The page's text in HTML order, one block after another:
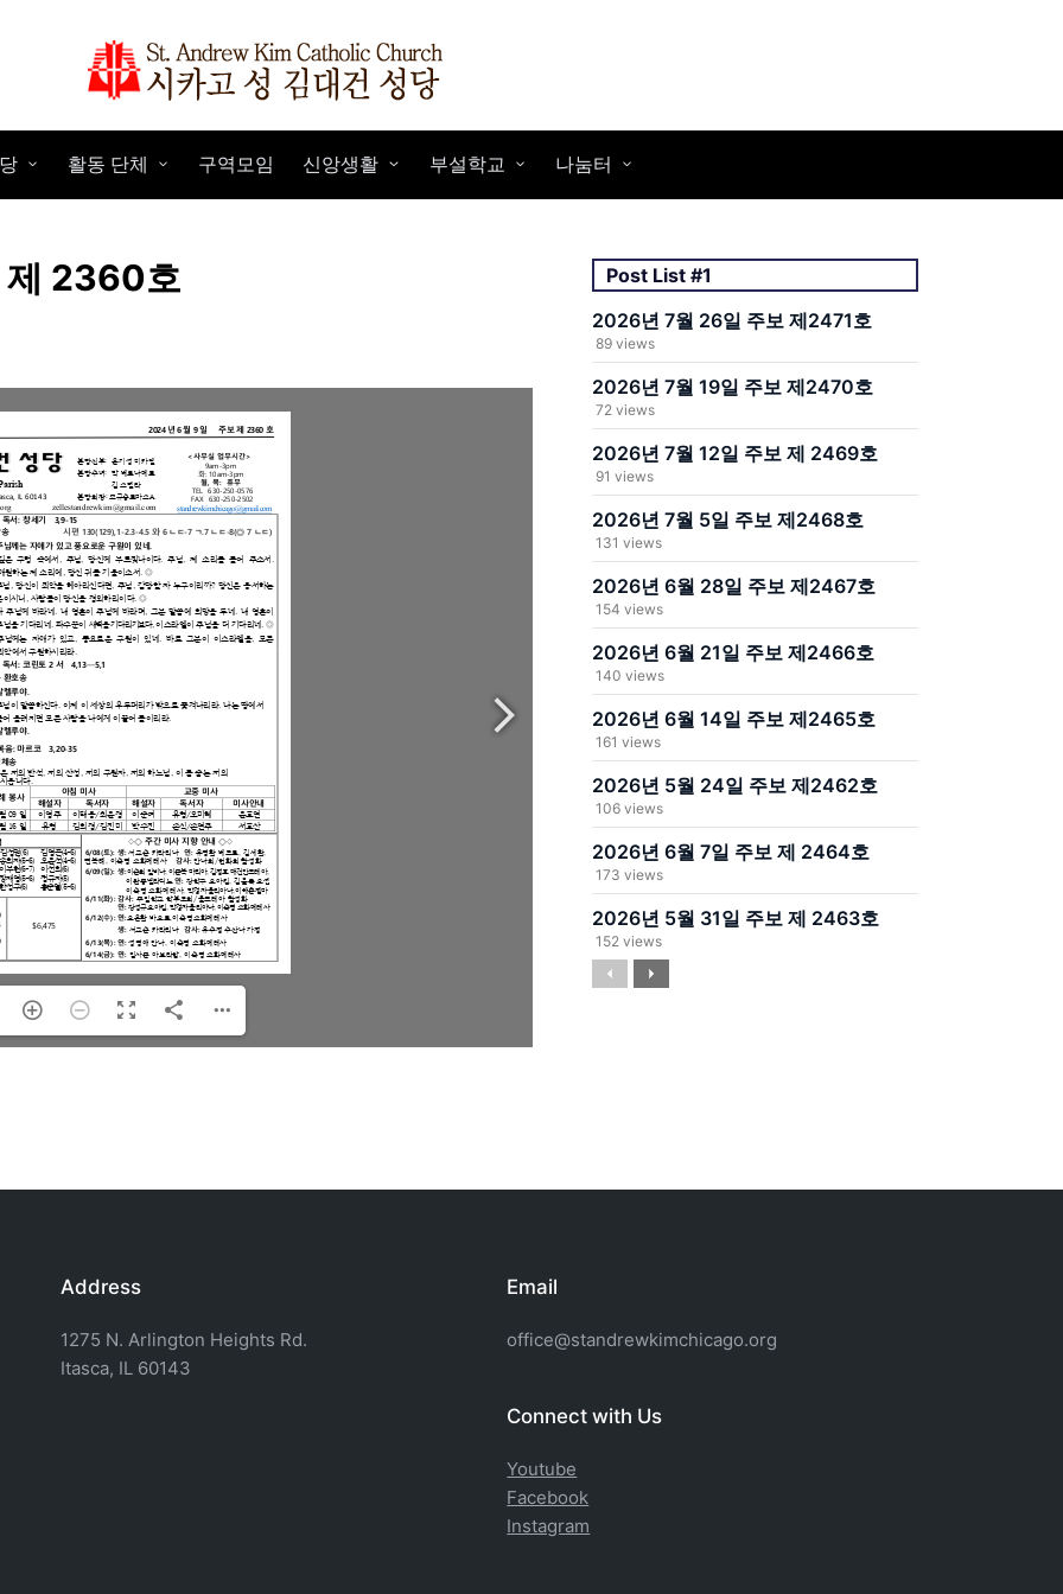
활동 단체 구역모임 신앙생활 부설학교 나눔터
2360호
Post List #1
2026년 7월 26일 주보 제2471호
89 views
2026년 7월 19일 주보 제2470호
72 views
2026년 7월 12일 주보 제 2469호
91 views
2026년 7월 5일 주보 제2468호
131 views
2026년 6월 28일 주보 제2467호
154 views
2026년 6월 21일 주보 제2466호
140 views
2026년 6월 14일 주보 제2465호
161 views
2026년 5월 24일 주보 제2462호
106 views
2026년 6월 7일 주보 제 2464호
173 views
2026년 5월 31일 주보 제 2463호
152 views
Previous
Next
Address
1275 N. Arlington Heights Rd.
Itasca, IL 60143
Email
office@standrewkimchicago.org
Connect with Us
Youtube
Facebook
Instagram